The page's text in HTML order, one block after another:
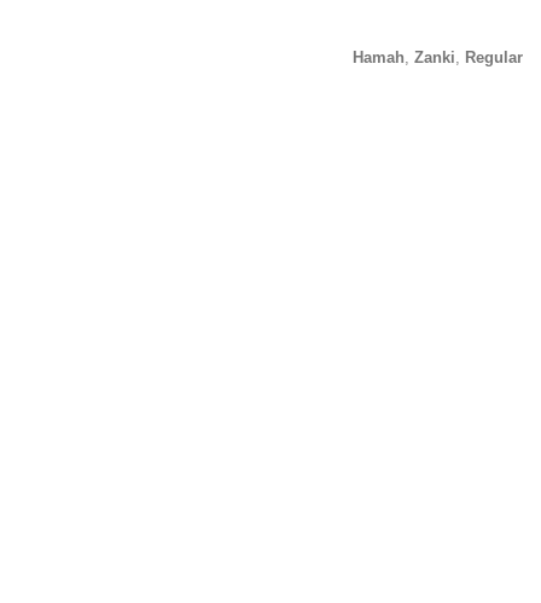
Hamah Zanki Regular